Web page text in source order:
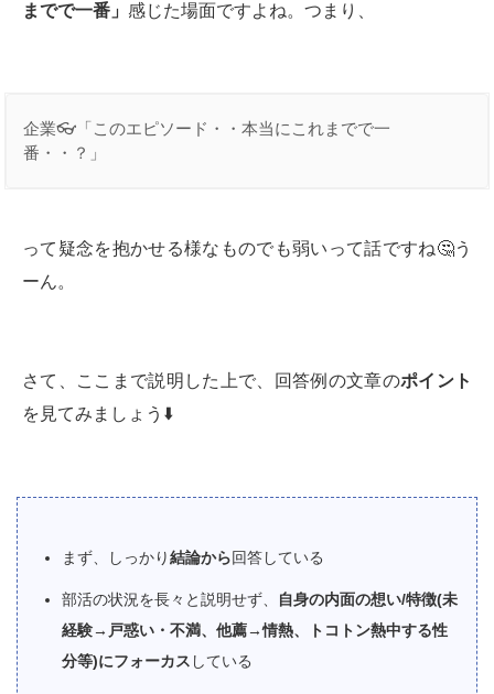
までで一番」 感じた場面ですよね。つまり、
企業👓「このエピソード・・本当にこれまでで一
番・・？」
って疑念を抱かせる様なものでも弱いって話ですね🤔う
ーん。
さて、ここまで説明した上で、回答例の文章のポイント
を見てみましょう⬇️
まず、しっかり結論から回答している
部活の状況を長々と説明せず、
自身の内面の想い/特徴(未
経験→戸惑い・不満、他薦→情熱、トコトン熱中する性
分等)にフォーカス している